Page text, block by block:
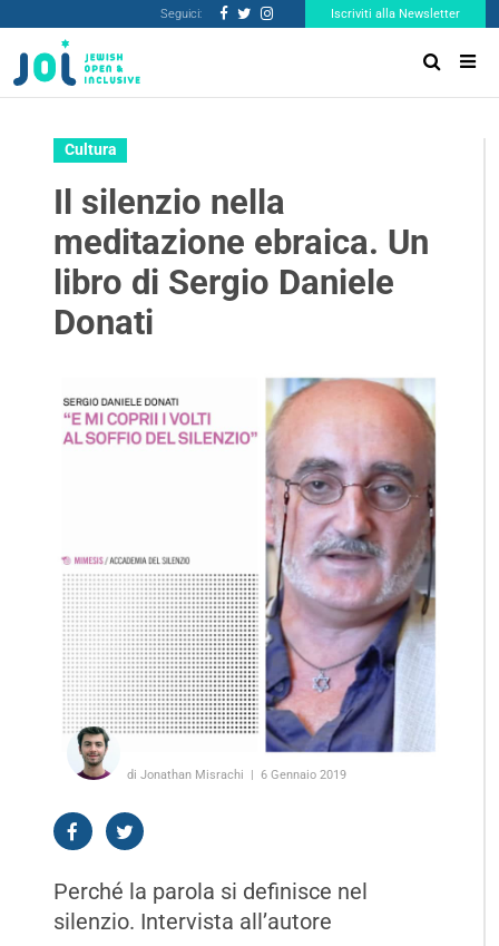
Seguici: Iscriviti alla Newsletter
Cultura
Il silenzio nella
meditazione ebraica. Un
libro di Sergio Daniele
Donati
di Jonathan Misrachi 6 Gennaio 2019
Perché la parola si definisce nel
silenzio. Intervista all’autore